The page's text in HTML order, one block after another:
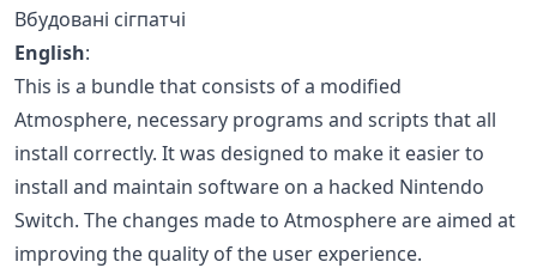
Вбудовані сігпатчі
English:
This is a bundle that consists of a modified
Atmosphere, necessary programs and scripts that all
install correctly. It was designed to make it easier to
install and maintain software on a hacked Nintendo
Switch. The changes made to Atmosphere are aimed at
improving the quality of the user experience.